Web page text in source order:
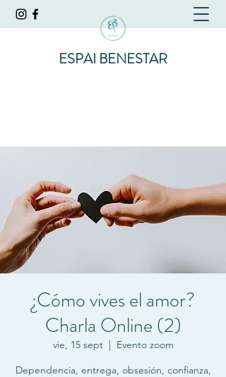
ESPAI BENESTAR
¿Cómo vives el amor?
Charla Online (2)
vie, 15 sept
  |
Evento zoom
Dependencia, entrega, obsesión, confianza,